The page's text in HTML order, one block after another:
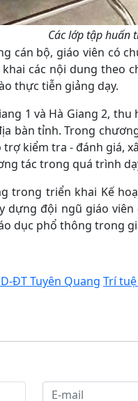
Các lớp tập huấn
cán bộ, giáo viên có
các nội dung theo
thực tiễn giảng dạy.
1 và Hà Giang 2,
bàn tỉnh. Trong
kiểm tra - đánh giá,
tác trong quá trình
trong triển khai Kế
dựng đội ngũ giáo
dục phổ thông trong
ĐT Tuyên Quang Trí